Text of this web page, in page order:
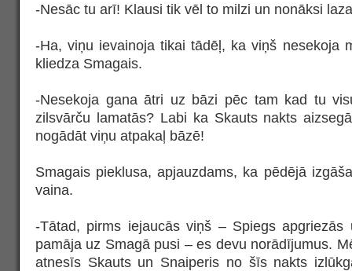
-Nesāc tu arī! Klausi tik vēl to milzi un nonāksi
-Ha, viņu ievainoja tikai tādēļ, ka viņš nesekoja
kliedza Smagais.
-Nesekoja gana ātri uz bāzi pēc tam kad tu
zilsvārču lamatās? Labi ka Skauts nakts
nogādāt viņu atpakaļ bāzē!
Smagais pieklusa, apjauzdams, ka pēdējā
vaina.
-Tātad, pirms iejaucās viņš – Spiegs
pamāja uz Smagā pusi – es devu norādījumus.
atnesīs Skauts un Snaiperis no šīs nakts